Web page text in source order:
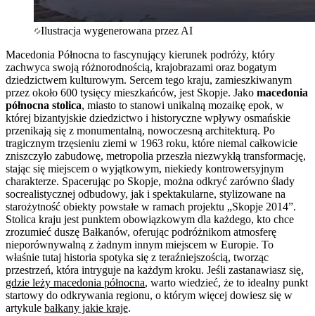
Ilustracja wygenerowana przez AI
Macedonia Północna to fascynujący kierunek podróży, który
zachwyca swoją różnorodnością, krajobrazami oraz bogatym
dziedzictwem kulturowym. Sercem tego kraju, zamieszkiwanym
przez około 600 tysięcy mieszkańców, jest Skopje. Jako macedonia
północna stolica, miasto to stanowi unikalną mozaikę epok, w
której bizantyjskie dziedzictwo i historyczne wpływy osmańskie
przenikają się z monumentalną, nowoczesną architekturą. Po
tragicznym trzęsieniu ziemi w 1963 roku, które niemal całkowicie
zniszczyło zabudowę, metropolia przeszła niezwykłą transformację,
stając się miejscem o wyjątkowym, niekiedy kontrowersyjnym
charakterze. Spacerując po Skopje, można odkryć zarówno ślady
socrealistycznej odbudowy, jak i spektakularne, stylizowane na
starożytność obiekty powstałe w ramach projektu „Skopje 2014”.
Stolica kraju jest punktem obowiązkowym dla każdego, kto chce
zrozumieć duszę Bałkanów, oferując podróżnikom atmosferę
nieporównywalną z żadnym innym miejscem w Europie. To
właśnie tutaj historia spotyka się z teraźniejszością, tworząc
przestrzeń, która intryguje na każdym kroku. Jeśli zastanawiasz się,
gdzie leży macedonia północna, warto wiedzieć, że to idealny punkt
startowy do odkrywania regionu, o którym więcej dowiesz się w
artykule bałkany jakie kraje.